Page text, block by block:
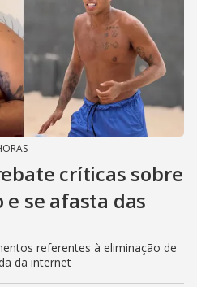
críticas sobre
e se afasta das
referentes à eliminação de
da internet